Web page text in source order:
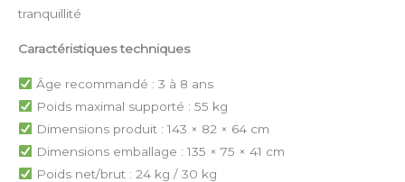
tranquillité
Caractéristiques techniques
Âge recommandé : 3 à 8 ans
Poids maximal supporté : 55 kg
Dimensions produit : 143 × 82 × 64 cm
Dimensions emballage : 135 × 75 × 41 cm
Poids net/brut : 24 kg / 30 kg